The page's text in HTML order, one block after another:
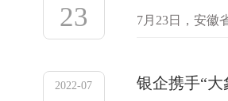
23
7月23日，安徽
2022-07 银企携手“